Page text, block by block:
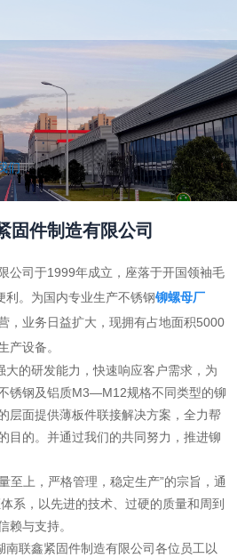
们
固件制造有限公司
公司于1999年成立，座落于开国领袖毛
利。为国内专业生产不锈钢铆螺母厂
，业务日益扩大，现拥有占地面积5000
产设备。
的研发能力，快速响应客户需求，为
锈钢及铝质M3—M12规格不同类型的铆
层面提供薄板件联接解决方案，全力帮
目的。并通过我们的共同努力，推进铆
上，严格管理，稳定生产”的宗旨，通
系，以先进的技术、过硬的质量和周到
赖与支持。
联鑫紧固件制造有限公司各位员工以